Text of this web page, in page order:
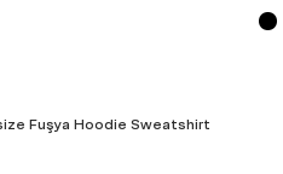
Fuşya Hoodie Sweatshirt